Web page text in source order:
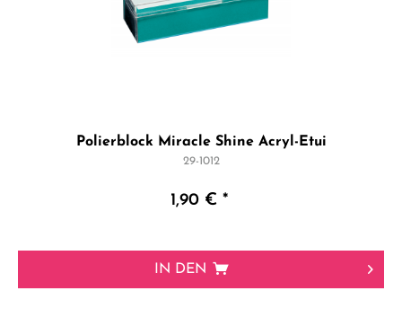
Polierblock Miracle Shine Acryl-Etui
29-1012
1,90 € *
IN DEN